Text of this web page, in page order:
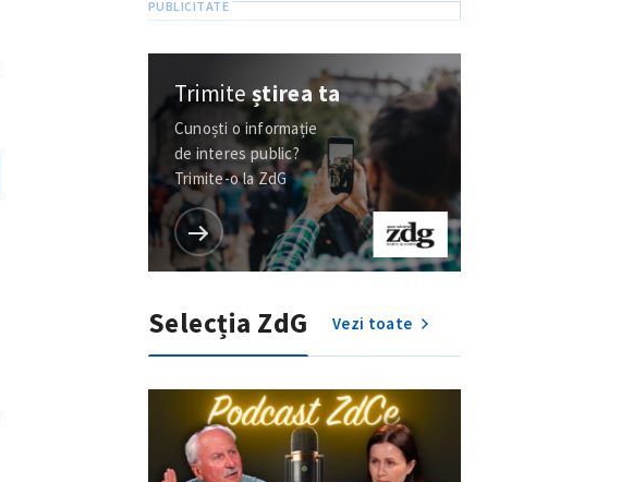
Trimiteștirea ta
Cunoști o informație
de interes public?
Trimite-o la ZdG
Selecția ZdG Vezi toate